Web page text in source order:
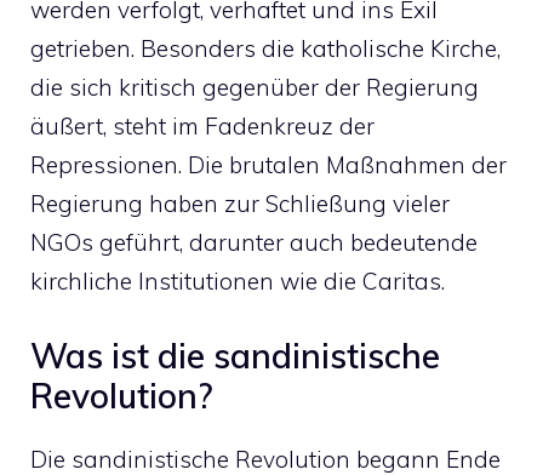
werden verfolgt, verhaftet und ins Exil
getrieben. Besonders die katholische Kirche,
die sich kritisch gegenüber der Regierung
äußert, steht im Fadenkreuz der
Repressionen. Die brutalen Maßnahmen der
Regierung haben zur Schließung vieler
NGOs geführt, darunter auch bedeutende
kirchliche Institutionen wie die Caritas.
Was ist die sandinistische
Revolution?
Die sandinistische Revolution begann Ende